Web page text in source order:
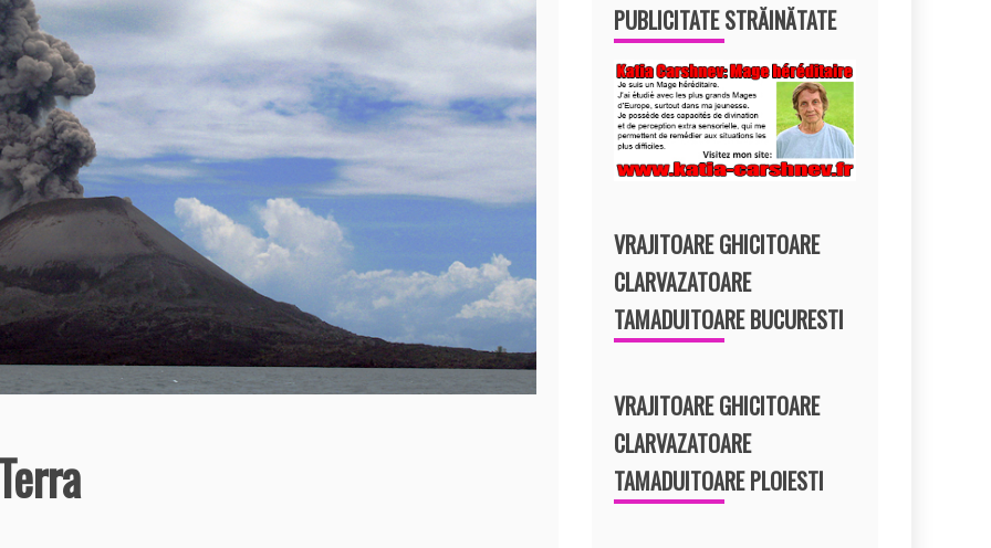
PUBLICITATE STRĂINĂTATE
VRAJITOARE GHICITOARE
CLARVAZATOARE
TAMADUITOARE BUCURESTI
VRAJITOARE GHICITOARE
CLARVAZATOARE
TAMADUITOARE PLOIESTI